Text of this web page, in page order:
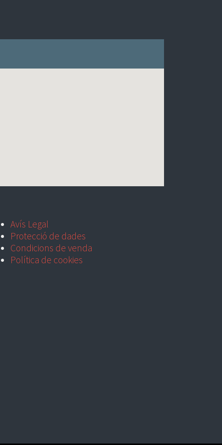
Avís Legal
Protecció de dades
Condicions de venda
Política de cookies